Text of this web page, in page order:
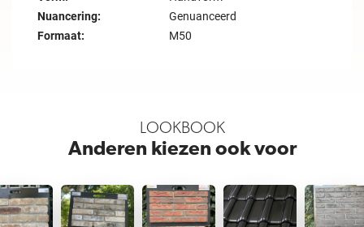
Nuancering:
Genuanceerd
Formaat:
M50
LOOKBOOK
Anderen kiezen ook voor